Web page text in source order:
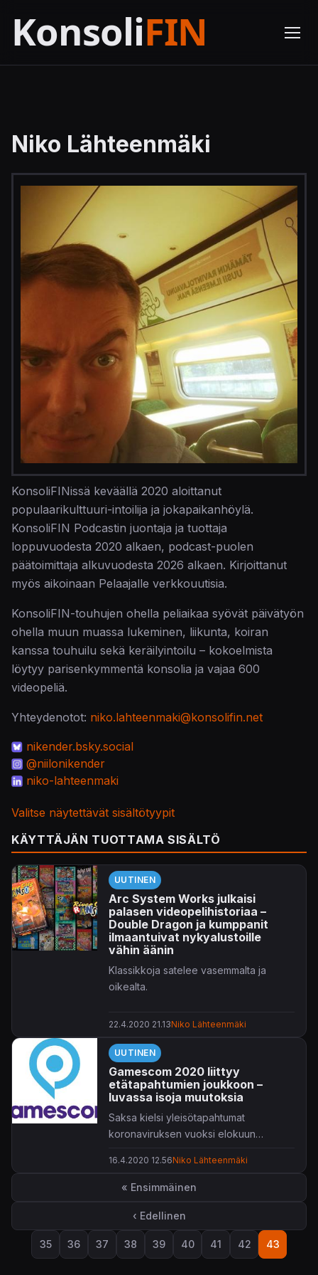
Niko Lähteenmäki
KonsoliFINissä keväällä 2020 aloittanut
populaarikulttuuri-intoilija ja jokapaikanhöylä.
KonsoliFIN Podcastin juontaja ja tuottaja
loppuvuodesta 2020 alkaen, podcast-puolen
päätoimittaja alkuvuodesta 2026 alkaen. Kirjoittanut
myös aikoinaan Pelaajalle verkkouutisia.
KonsoliFIN-touhujen ohella peliaikaa syövät päivätyön
ohella muun muassa lukeminen, liikunta, koiran
kanssa touhuilu sekä keräilyintoilu – kokoelmista
löytyy parisenkymmentä konsolia ja vajaa 600
videopeliä.
Yhteydenotot: niko.lahteenmaki@konsolifin.net
nikender.bsky.social
@niilonikender
niko-lahteenmaki
Valitse näytettävät sisältötyypit
KÄYTTÄJÄN TUOTTAMA SISÄLTÖ
UUTINEN
Arc System Works julkaisi
palasen videopelihistoriaa –
Double Dragon ja kumppanit
ilmaantuivat nykyalustoille
vähin äänin
Klassikkoja satelee vasemmalta ja
oikealta.
22.4.2020 21.13Niko Lähteenmäki
UUTINEN
Gamescom 2020 liittyy
etätapahtumien joukkoon –
luvassa isoja muutoksia
Saksa kielsi yleisötapahtumat
koronaviruksen vuoksi elokuun
2020 liittyy etätapahtumien joukkoon.
16.4.2020 12.56Niko Lähteenmäki
Sivutus
Ensimmäinen sivu
« Ensimmäinen
Edellinen sivu
‹ Edellinen
Sivu
35
Sivu
36
Sivu
37
Sivu
38
Sivu
39
Sivu
40
Sivu
41
Sivu
42
Sivu
43